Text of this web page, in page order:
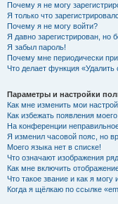
Почему я не могу
Я только что
Почему я не могу войти?
Я давно зарегистрирован, но
Я забыл пароль!
Почему мне периодически
Что делает функция «Удалить
Параметры и настройки
Как мне изменить мои
Как избежать появления
На конференции
Я изменил часовой пояс, но
Моего языка нет в списке!
Что означают изображения
Как мне включить
Что такое звание и как я могу
Когда я щёлкаю по ссылке